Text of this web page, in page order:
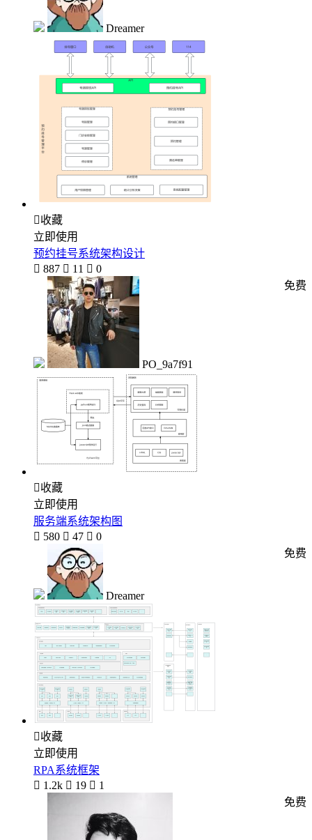
Dreamer
收藏
立即使用
预约挂号系统架构设计
 887  11  0
PO_9a7f91
免费
收藏
立即使用
服务端系统架构图
 580  47  0
Dreamer
免费
收藏
立即使用
RPA系统框架
 1.2k  19  1
免费